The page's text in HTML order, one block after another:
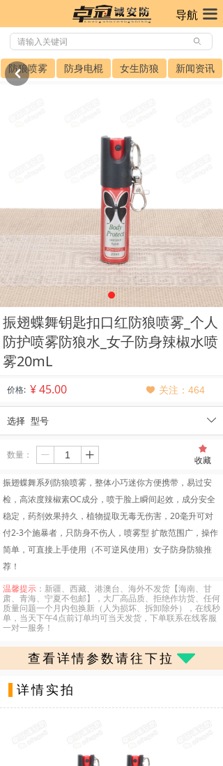
끀
导航
ꄙ
振翅蝶舞钥匙扣口红防狼喷雾_个人
防护喷雾防狼水_女子防身辣椒水喷
雾20mL
낒
끢 关注： 464
¥45.00
价格:
防狼喷雾 女生防狼
防身电棍 新闻资讯
ꄳ
选择 型号
끄
收藏
数量： ꄷ ꄸ
振翅蝶舞系列防狼喷雾，整体小巧迷你方便携带，易过安
检，高浓度辣椒素OC成分，喷于脸上瞬间起效，成分安全
稳定，药剂效果持久，植物提取无毒无伤害，20毫升可对
付2-3个施暴者，只防身不伤人，喷雾型 扩散范围广，操作
简单，可直接上手使用（不可逆风使用）女子防身防狼推
荐！
查看详情参数请往下拉 뀓
详情实拍
温馨提示 ：新疆、西藏、港澳台、海外不发货【海南、甘
肃、青海、宁夏不包邮】，大厂高品质、拒绝作坊货、任何
质量问题一个月内包换新（人为损坏、拆卸除外），在线秒
单，当天下午4点前订单均可当天发货，下单联系在线客服
一对一服务！